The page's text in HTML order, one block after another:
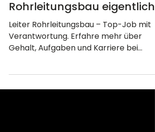
Ein Job mit Durchblick: Was
macht ein Leiter im
Rohrleitungsbau eigentlich?
Leiter Rohrleitungsbau – Top-Job mit
Gehalt, Aufgaben und Karriere bei
TOPEOPLE GROUP.